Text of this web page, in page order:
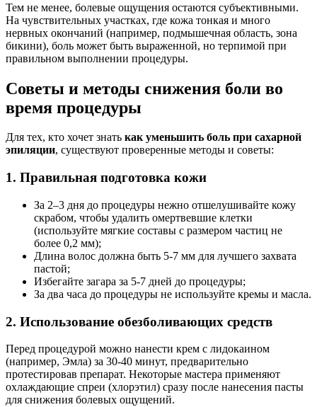
Тем не менее, болевые ощущения остаются субъективными.
На чувствительных участках, где кожа тонкая и много
нервных окончаний (например, подмышечная область, зона
бикини), боль может быть выраженной, но терпимой при
правильном выполнении процедуры.
Советы и методы снижения боли во
время процедуры
Для тех, кто хочет знать как уменьшить боль при сахарной
эпиляции, существуют проверенные методы и советы:
1. Правильная подготовка кожи
За 2–3 дня до процедуры нежно отшелушивайте кожу
скрабом, чтобы удалить омертвевшие клетки
(используйте мягкие составы с размером частиц не
более 0,2 мм);
Длина волос должна быть 5-7 мм для лучшего захвата
пастой;
Избегайте загара за 5-7 дней до процедуры;
За два часа до процедуры не используйте кремы и масла.
2. Использование обезболивающих средств
Перед процедурой можно нанести крем с лидокаином
(например, Эмла) за 30-40 минут, предварительно
протестировав препарат. Некоторые мастера применяют
охлаждающие спреи (хлорэтил) сразу после нанесения пасты
для снижения болевых ощущений.